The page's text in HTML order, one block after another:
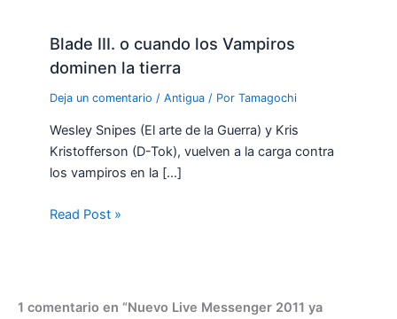
Blade III. o cuando los Vampiros
dominen la tierra
Deja un comentario /Antigua / PorTamagochi
Wesley Snipes (El arte de la Guerra) y Kris
Kristofferson (D-Tok), vuelven a la carga contra
los vampiros en la […]
Read Post »
1 comentario en “Nuevo Live Messenger 2011 ya